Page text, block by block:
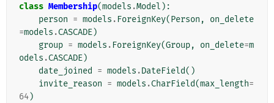
class Membership(models .Model ):
person = models . ForeignKey(Person ,
on_delete
=models .CASCADE)
group = models . ForeignKey(Group, on_delete=m
odels .CASCADE)
date_joined
= models .DateField()
invite_reason = models .CharField(max_length=
64)